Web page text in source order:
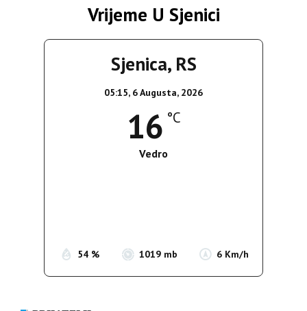
Vrijeme U Sjenici
Sjenica, RS
05:15, 6 Augusta, 2026
16 °C
Vedro
54 % 1019 mb 6 Km/h